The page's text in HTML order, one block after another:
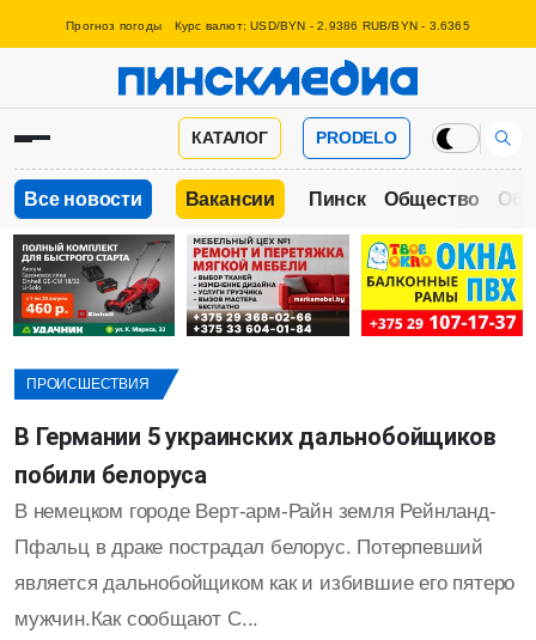
Прогноз погоды Курс валют: USD/BYN - 2.9386 RUB/BYN - 3.6365
КАТАЛОГ PRODELO
Все новости Вакансии Пинск Общество
ПРОИСШЕСТВИЯ
В Германии 5 украинских дальнобойщиков
побили белоруса
В немецком городе Верт-арм-Райн земля Рейнланд-
Пфальц в драке пострадал белорус. Потерпевший
является дальнобойщиком как и избившие его пятеро
мужчин.Как сообщают С...